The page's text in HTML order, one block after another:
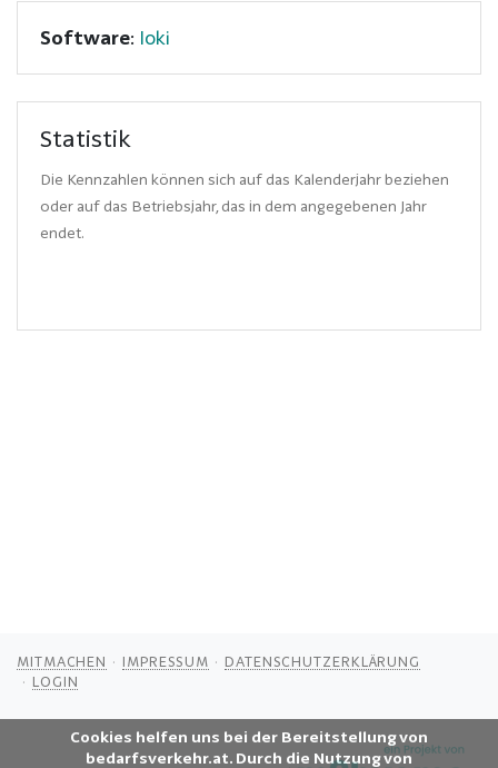
Cookies helfen uns bei der Bereitstellung von
bedarfsverkehr.at. Durch die Nutzung von
Software: Ioki
Statistik
Die Kennzahlen können sich auf das Kalenderjahr beziehen
oder auf das Betriebsjahr, das in dem angegebenen Jahr
endet.
MITMACHEN IMPRESSUM
DATENSCHUTZERKLÄRUNG
LOGIN